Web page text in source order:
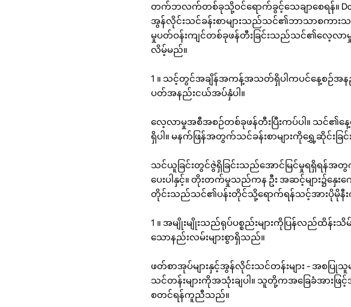
တက်ဘလက်တစ်ခုသို့ဝင်ရောက်ခွင့်သေချာစေရန်။
အွန်လိုင်းသင်ခန်းစာများသည်သင်၏ဘာသာစကာ
မှုပတ်ဝန်းကျင်တစ်ခုဖန်တီးခြင်းသည်သင်၏လေ့လ
လိမ့်မည်။
1 ။ သင့်တွင်အချိန်အကန့်အသတ်ရှိပါကပင်နေ့စဉ်အ
ပတ်အနည်းငယ်အပ်နှံပါ။
လေ့လာမှုအစီအစဉ်တစ်ခုဖန်တီးပြီးကပ်ပါ။ သင်
ရှိပါ။ မနက်ဖြန်အတွက်သင်ခန်းစာများကိုရွှေ့ဆိုင်းခြင်း
သင်ယူခြင်းတွင်ဇွဲရှိခြင်းသည်အောင်မြင်မှုရရှိရန်အ
ပေးပါနှင့်။ တိုးတက်မှုသည်ကန ဦး အဆင့်များ၌နှေ
တိုင်းသည်သင်၏ပန်းတိုင်သို့ရောက်ရန်သင့်အားပိုမိုနီး
1 ။ အမျိုးမျိုးသည်ရုပ်ပစ္စည်းများကိုပြန်လည်ထိ
သောနည်းလမ်းများစွာရှိသည်။
ဖတ်စာအုပ်များနှင့်အွန်လိုင်းသင်တန်းများ - အစပြု
သင်တန်းများကိုအသုံးချပါ။ သူတို့ကအခြေခံအားဖြင့်အ
စတင်ရန်ကူညီသည်။